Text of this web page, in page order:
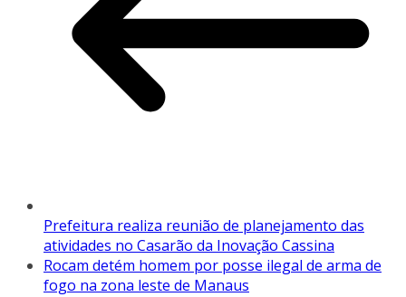
Prefeitura realiza reunião de planejamento das
atividades no Casarão da Inovação Cassina
Rocam detém homem por posse ilegal de arma de
fogo na zona leste de Manaus